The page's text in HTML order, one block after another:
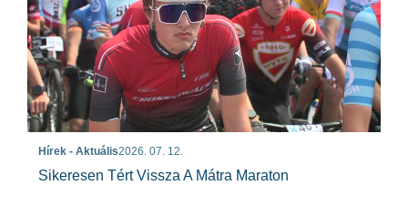
Hírek - Aktuális2026. 07. 12.
Sikeresen Tért Vissza A Mátra Maraton